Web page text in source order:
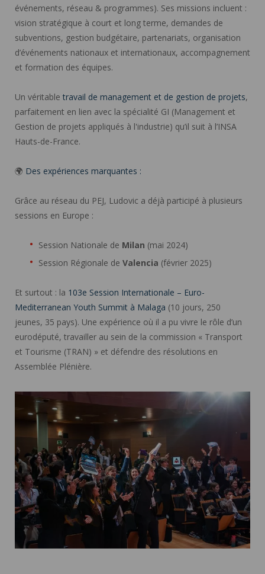
événements, réseau & programmes). Ses missions incluent :
vision stratégique à court et long terme, demandes de
subventions, gestion budgétaire, partenariats, organisation
d’événements nationaux et internationaux, accompagnement
et formation des équipes.
Un véritable travail de management et de gestion de projets,
parfaitement en lien avec la spécialité GI (Management et
Gestion de projets appliqués à l'industrie) qu’il suit à l’INSA
Hauts-de-France.
🌍 Des expériences marquantes :
Grâce au réseau du PEJ, Ludovic a déjà participé à plusieurs
sessions en Europe :
Session Nationale de Milan (mai 2024)
Session Régionale de Valencia (février 2025)
Et surtout : la 103e Session Internationale – Euro-
Mediterranean Youth Summit à Malaga (10 jours, 250
jeunes, 35 pays). Une expérience où il a pu vivre le rôle d’un
eurodéputé, travailler au sein de la commission « Transport
et Tourisme (TRAN) » et défendre des résolutions en
Assemblée Plénière.